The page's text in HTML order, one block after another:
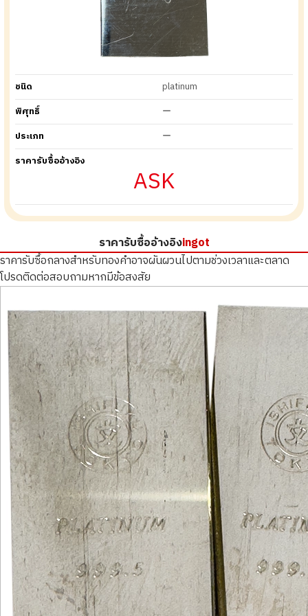
ชนิด
platinum
พิศุทธิ์
ー
ประเภท
ー
ราคารับซื้ออ้างอิง
ASK
ราคารับซื้ออ้างอิงingot
ราคารับซื้อกลางสำหรับทองคำอาจผันผวนไปตามช่วงเวลาและตลาด
โปรดติดต่อสอบถามหากมีข้อสงสัย